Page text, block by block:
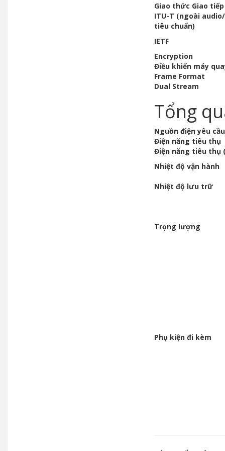
Giao thức Giao tiếp
ITU-T (ngoài
tiêu chuẩn)
IETF
Encryption
Điều khiển máy
Frame Format
Dual Stream
Tổng
Nguồn điện yêu cầu
Điện năng tiêu thụ
Điện năng tiêu thụ
Nhiệt độ vận hành
Nhiệt độ lưu trữ
Trọng lượng
Phụ kiện đi kèm